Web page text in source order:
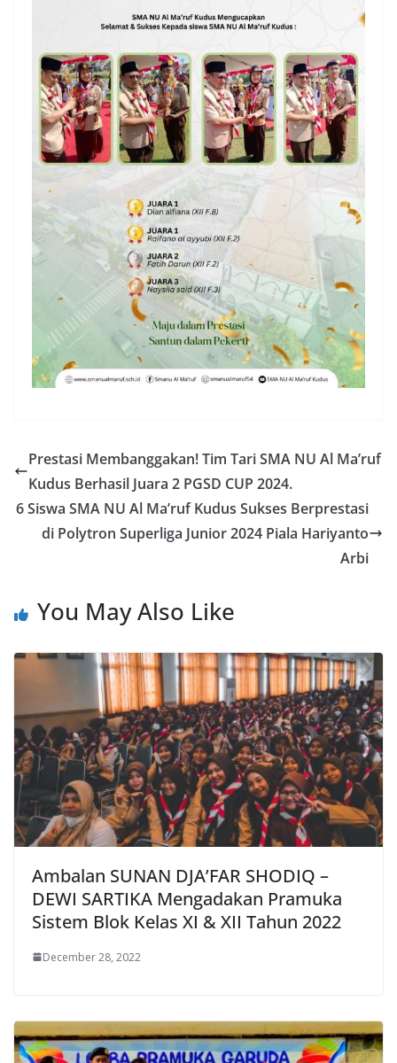
Prestasi Membanggakan! Tim Tari SMA NU Al Ma’ruf
Kudus Berhasil Juara 2 PGSD CUP 2024.
6 Siswa SMA NU Al Ma’ruf Kudus Sukses Berprestasi
di Polytron Superliga Junior 2024 Piala Hariyanto
Arbi
You May Also Like
Ambalan SUNAN DJA’FAR SHODIQ –
DEWI SARTIKA Mengadakan Pramuka
Sistem Blok Kelas XI & XII Tahun 2022
December 28, 2022